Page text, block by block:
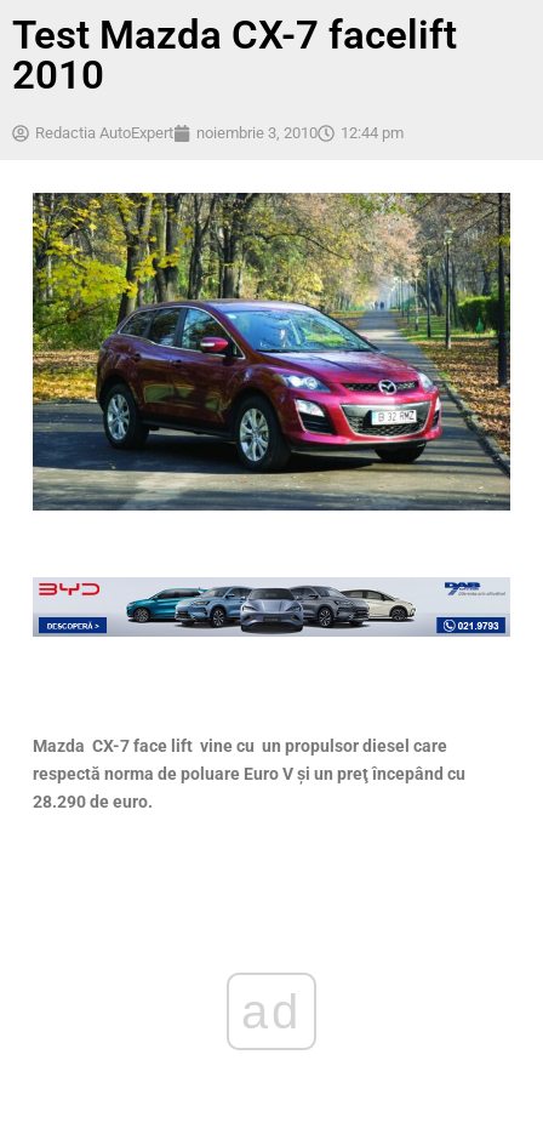
Test Mazda CX-7 facelift
2010
Redactia AutoExpert noiembrie 3, 2010 12:44 pm
Mazda CX-7 face lift vine cu un propulsor diesel care
respectă norma de poluare Euro V şi un preţ începând cu
28.290 de euro.
ad